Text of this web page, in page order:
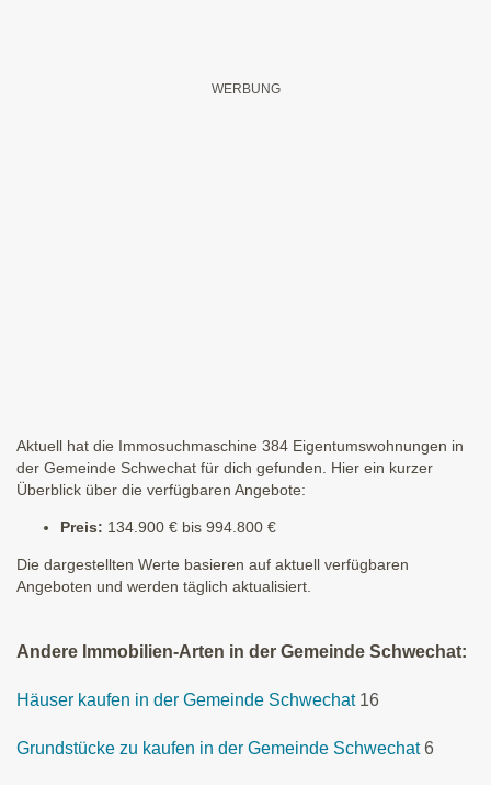
Aktuell hat die Immosuchmaschine 384 Eigentumswohnungen in
der Gemeinde Schwechat für dich gefunden. Hier ein kurzer
Überblick über die verfügbaren Angebote:
Preis: 134.900 € bis 994.800 €
Die dargestellten Werte basieren auf aktuell verfügbaren
Angeboten und werden täglich aktualisiert.
Andere Immobilien-Arten in der Gemeinde Schwechat:
Häuser kaufen in der Gemeinde Schwechat 16
Grundstücke zu kaufen in der Gemeinde Schwechat 6